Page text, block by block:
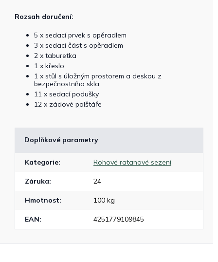
Rozsah doručení:
5 x sedací prvek s opěradlem
3 x sedací část s opěradlem
2 x taburetka
1 x křeslo
1 x stůl s úložným prostorem a deskou z
bezpečnostního skla
11 x sedací podušky
12 x zádové polštáře
Doplňkové parametry
Kategorie: Rohové ratanové sezení
Záruka: 24
Hmotnost: 100 kg
EAN: 4251779109845